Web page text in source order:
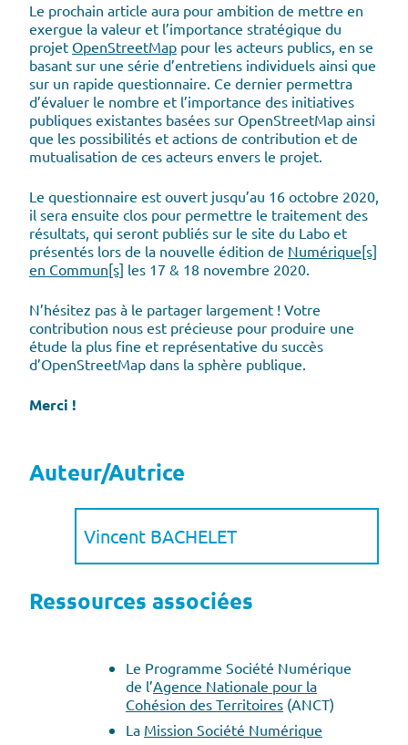
Le prochain article aura pour ambition de mettre en
exergue la valeur et l’importance stratégique du
projet OpenStreetMap pour les acteurs publics, en se
basant sur une série d’entretiens individuels ainsi que
sur un rapide questionnaire. Ce dernier permettra
d’évaluer le nombre et l’importance des initiatives
publiques existantes basées sur OpenStreetMap ainsi
que les possibilités et actions de contribution et de
mutualisation de ces acteurs envers le projet.
Le questionnaire est ouvert jusqu’au 16 octobre 2020,
il sera ensuite clos pour permettre le traitement des
résultats, qui seront publiés sur le site du Labo et
présentés lors de la nouvelle édition de Numérique[s]
en Commun[s] les 17 & 18 novembre 2020.
N’hésitez pas à le partager largement ! Votre
contribution nous est précieuse pour produire une
étude la plus fine et représentative du succès
d’OpenStreetMap dans la sphère publique.
Merci !
Auteur/Autrice
Vincent BACHELET
Ressources associées
Le Programme Société Numérique
de l’Agence Nationale pour la
Cohésion des Territoires (ANCT)
La Mission Société Numérique